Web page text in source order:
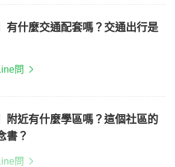
有什麼交通配套嗎？交通出行是
問
附近有什麼學區嗎？這個社區的
書？
問